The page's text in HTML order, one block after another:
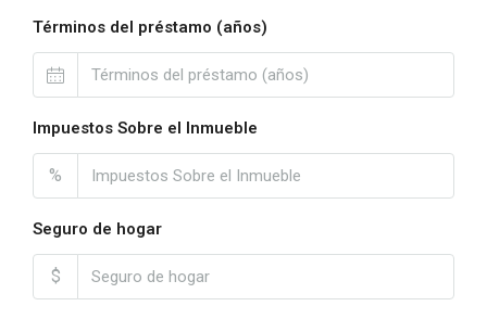
Términos del préstamo (años)
Impuestos Sobre el Inmueble
%
Seguro de hogar
$